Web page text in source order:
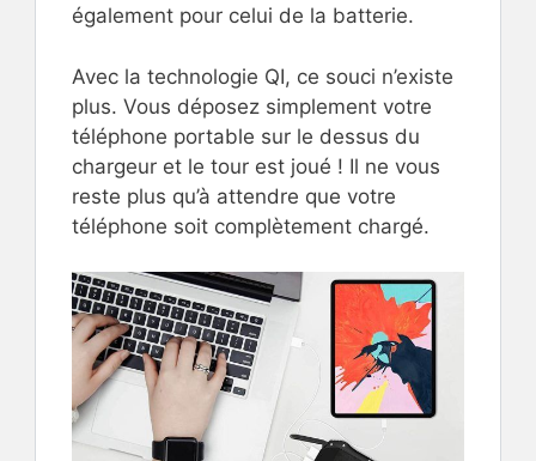
également pour celui de la batterie.
Avec la technologie QI, ce souci n’existe
plus. Vous déposez simplement votre
téléphone portable sur le dessus du
chargeur et le tour est joué ! Il ne vous
reste plus qu’à attendre que votre
téléphone soit complètement chargé.